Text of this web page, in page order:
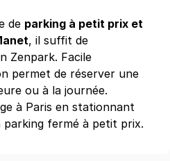
Paris 1 Sorbonne -
de parking à petit prix et
, il suffit de
Zenpark. Facile
permet de réserver une
ou à la journée.
à Paris en stationnant
fermé à petit prix.